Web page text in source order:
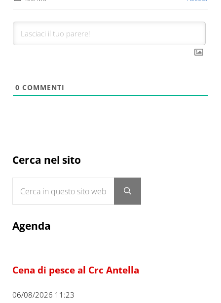
0 COMMENTI
Sidebar
Cerca nel sito
Submit search
Agenda
Cena di pesce al Crc Antella
06/08/2026 11:23